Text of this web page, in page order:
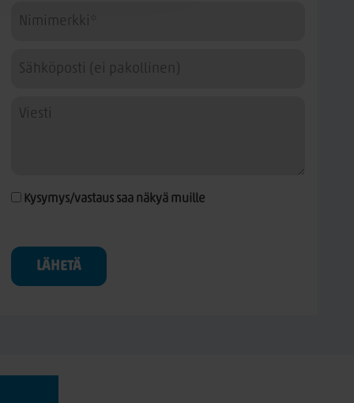
Kysymys/vastaus saa näkyä muille
LÄHETÄ